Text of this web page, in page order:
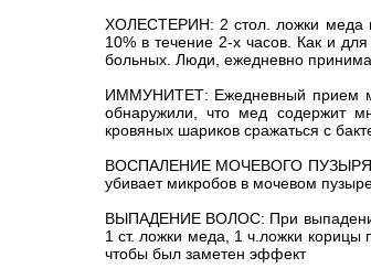
ХОЛЕСТЕРИН: 2 стол. ложки меда
10% в течение 2-х часов. Как и
больных. Люди, ежедневно
ИММУНИТЕТ: Ежедневный прием
обнаружили, что мед содержит
кровяных шариков сражаться с
ВОСПАЛЕНИЕ МОЧЕВОГО ПУЗЫРЯ:
убивает микробов в мочевом
ВЫПАДЕНИЕ ВОЛОС: При выпадении
1 ст. ложки меда, 1 ч.ложки
чтобы был заметен эффект